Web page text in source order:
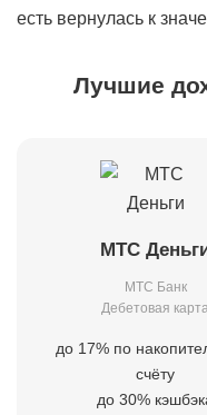
есть вернулась к
Лучшие
МТС
МТС Банк
Дебетовая
до 17% по
счёту
до 30%